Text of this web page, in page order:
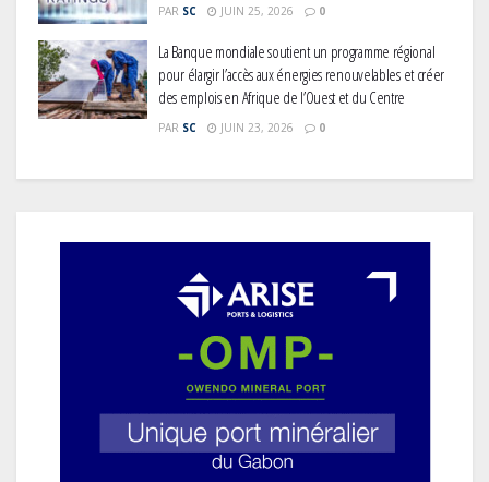
PAR SC JUIN 25, 2026 0
La Banque mondiale soutient un programme régional
pour élargir l’accès aux énergies renouvelables et créer
des emplois en Afrique de l’Ouest et du Centre
PAR SC JUIN 23, 2026 0